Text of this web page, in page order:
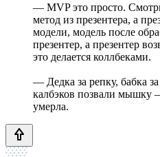
— MVP это просто.
метод из презентера, а
модели, модель после
презентер, а презентер
это делается коллбеками.
— Дедка за репку, бабка
калбэков позвали мышку
умерла.